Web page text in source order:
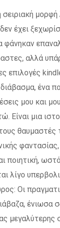
μορφή
έχει
φάνηκαν
αλλά
επιλογές
ένα
μου και
Είναι μια
θαυμαστές
φαντασίας,
ποιητική,
λίγο
Οι
ένιωσα
μεγαλύτερης